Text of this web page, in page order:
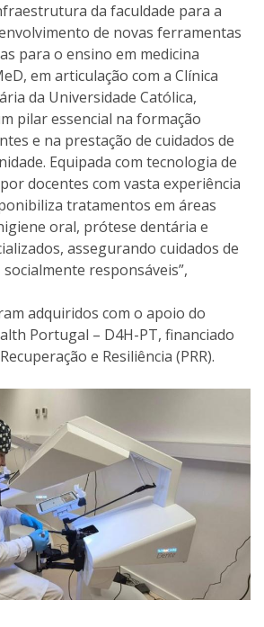
da faculdade para a
de novas ferramentas
para o ensino em medicina
em articulação com a Clínica
da Universidade Católica,
pilar essencial na formação
e na prestação de cuidados de
Equipada com tecnologia de
docentes com vasta experiência
tratamentos em áreas
oral, prótese dentária e
assegurando cuidados de
responsáveis”,
adquiridos com o apoio do
Portugal – D4H-PT, financiado
e Resiliência (PRR).